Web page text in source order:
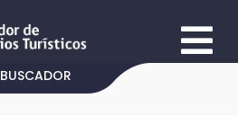
BUSCADOR